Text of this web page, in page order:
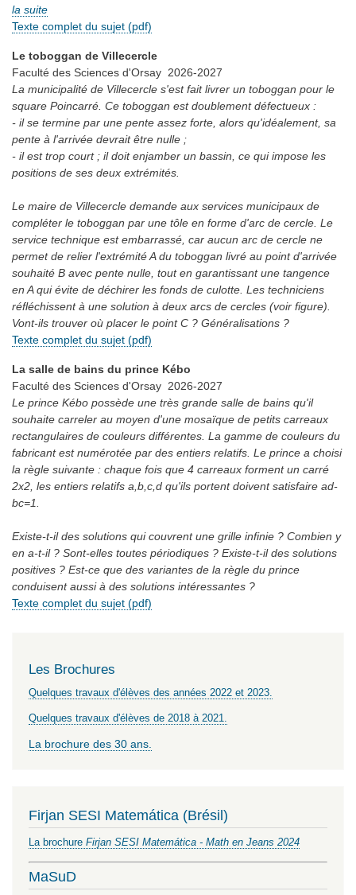
la suite
Texte complet du sujet (pdf)
Le toboggan de Villecercle
Faculté des Sciences d'Orsay 2026-2027
La municipalité de Villecercle s'est fait livrer un toboggan pour le
square Poincarré. Ce toboggan est doublement défectueux :
- il se termine par une pente assez forte, alors qu'idéalement, sa
pente à l'arrivée devrait être nulle ;
- il est trop court ; il doit enjamber un bassin, ce qui impose les
positions de ses deux extrémités.
Le maire de Villecercle demande aux services municipaux de
compléter le toboggan par une tôle en forme d'arc de cercle. Le
service technique est embarrassé, car aucun arc de cercle ne
permet de relier l'extrémité A du toboggan livré au point d'arrivée
souhaité B avec pente nulle, tout en garantissant une tangence
en A qui évite de déchirer les fonds de culotte. Les techniciens
réfléchissent à une solution à deux arcs de cercles (voir figure).
Vont-ils trouver où placer le point C ? Généralisations ?
Texte complet du sujet (pdf)
La salle de bains du prince Kébo
Faculté des Sciences d'Orsay 2026-2027
Le prince Kébo possède une très grande salle de bains qu'il
souhaite carreler au moyen d'une mosaïque de petits carreaux
rectangulaires de couleurs différentes. La gamme de couleurs du
fabricant est numérotée par des entiers relatifs. Le prince a choisi
la règle suivante : chaque fois que 4 carreaux forment un carré
2x2, les entiers relatifs a,b,c,d qu'ils portent doivent satisfaire ad-
bc=1.
Existe-t-il des solutions qui couvrent une grille infinie ? Combien y
en a-t-il ? Sont-elles toutes périodiques ? Existe-t-il des solutions
positives ? Est-ce que des variantes de la règle du prince
conduisent aussi à des solutions intéressantes ?
Texte complet du sujet (pdf)
Les Brochures
Quelques travaux d'élèves des années 2022 et 2023.
Quelques travaux d'élèves de 2018 à 2021.
La brochure des 30 ans.
Firjan SESI Matemática (Brésil)
La brochure Firjan SESI Matemática - Math en Jeans 2024
MaSuD